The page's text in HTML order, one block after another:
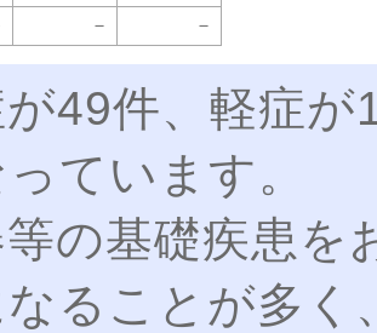
－ －
49件、軽症
ています。
の基礎疾患を
ることが多く